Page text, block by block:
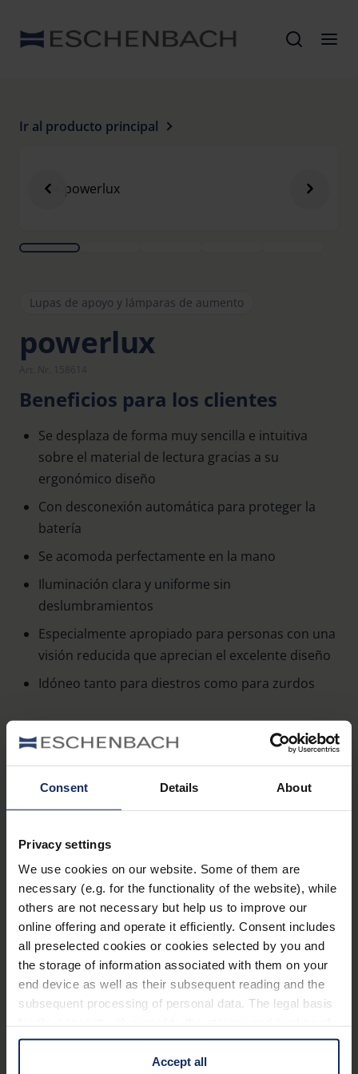
Consent Details About
Privacy settings
We use cookies on our website. Some of them are
necessary (e.g. for the functionality of the website), while
others are not necessary but help us to improve our
online offering and operate it efficiently. Consent includes
all preselected cookies or cookies selected by you and
the storage of information associated with them on your
end device as well as their subsequent reading and the
subsequent processing of personal data. The legal basis
information is Art. 25 para. 1 TDDDG and with regard to
the processing of personal data Art. 6 para. 1 lit. a
Accept all
Ir al producto principal
Lupas de apoyo y lámparas de aumento
powerlux
Beneficios para los clientes
Se desplaza de forma muy sencilla e intuitiva
sobre el material de lectura gracias a su
ergonómico diseño
Con desconexión automática para proteger la
batería
Se acomoda perfectamente en la mano
Iluminación clara y uniforme sin
deslumbramientos
Especialmente apropiado para personas con una
visión reducida que aprecian el excelente diseño
Idóneo tanto para diestros como para zurdos
Equipamiento
Iluminación sin sombras gracias a 2 LED SMD
situados en posición opuesta
El suministro incluye estuche rígido
Desconexión automática de la iluminación LED
tras 30 min
Más información
Datos técnicos